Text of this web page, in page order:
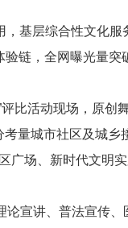
，基层综合性文
验链，全网曝光量突
评比活动现场，原
量城市社区及城
广场、新时代文
论宣讲、普法宣传